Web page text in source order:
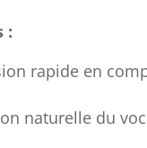
:
rapide en
naturelle du